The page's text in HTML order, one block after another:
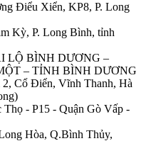
Điểu Xiển, KP8, P. Long
Kỳ, P. Long Bình, tỉnh
LỘ BÌNH DƯƠNG –
– TỈNH BÌNH DƯƠNG
Cổ Điển, Vĩnh Thanh, Hà
- P15 - Quận Gò Vấp -
Hòa, Q.Bình Thủy,